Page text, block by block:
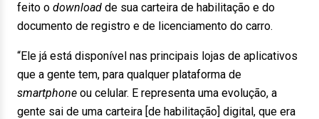
feito o download de sua carteira de habilitação e do
documento de registro e de licenciamento do carro.
“Ele já está disponível nas principais lojas de aplicativos
que a gente tem, para qualquer plataforma de
smartphone ou celular. E representa uma evolução, a
gente sai de uma carteira [de habilitação] digital, que era